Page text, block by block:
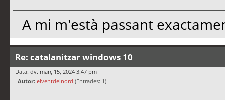
A mi m'està passant
Re: catalanitzar windows 10
Data: dv. març 15, 2024 3:47 pm
Autor: elventdelnord (Entrades: 1)